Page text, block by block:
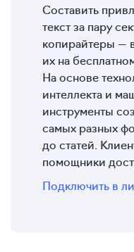
Составить
текст за пару
копирайтеры —
их на
На основе
интеллекта и
инструменты
самых разных
до статей.
помощники
Подключить в